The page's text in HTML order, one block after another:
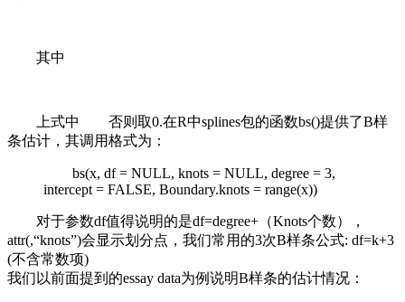
其中
上式中
否则取0.在R中splines包的函数bs()提供了B样
条估计，其调用格式为：
bs(x, df = NULL, knots = NULL, degree = 3,
intercept = FALSE, Boundary.knots = range(x))
对于参数df值得说明的是df=degree+（Knots个数），
attr(,“knots”)会显示划分点，我们常用的3次B样条公式: df=k+3
(不含常数项)
我们以前面提到的essay data为例说明B样条的估计情况：